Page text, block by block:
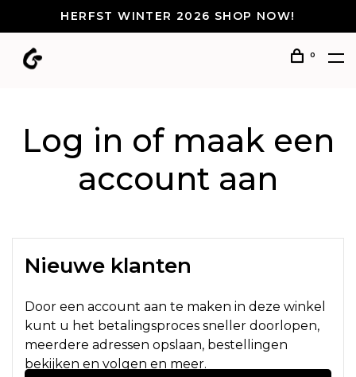
HERFST WINTER 2026 SHOP NOW!
0
Log in of maak een
account aan
Nieuwe klanten
Door een account aan te maken in deze winkel
kunt u het betalingsproces sneller doorlopen,
meerdere adressen opslaan, bestellingen
bekijken en volgen en meer.